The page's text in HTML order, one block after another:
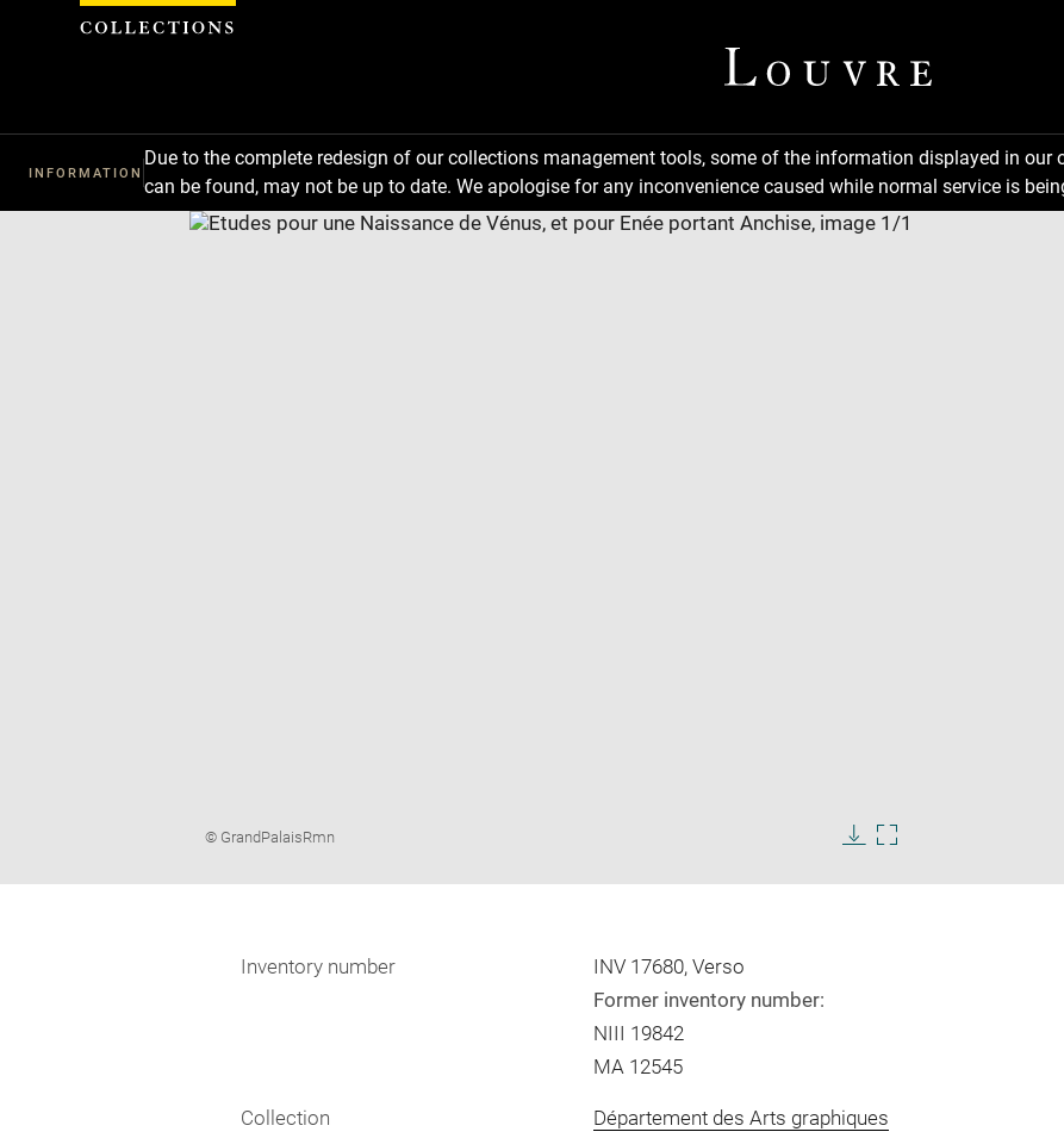
INFORMATION
Due to the complete redesign of our collections management tools, some of the information displayed in
can be found, may not be up to date. We apologise for any inconvenience caused while normal service is
new
Image
© GrandPalaisRmn
imageimage
Inventory number
INV 17680, Verso
Former inventory number:
NIII 19842
MA 12545
Collection
Département des Arts graphiques
Cookies management panel